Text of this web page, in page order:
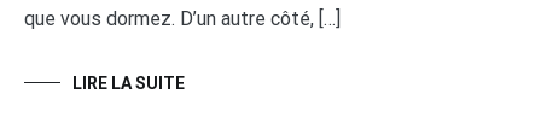
que vous dormez. D’un autre côté, […]
LIRE LA SUITE